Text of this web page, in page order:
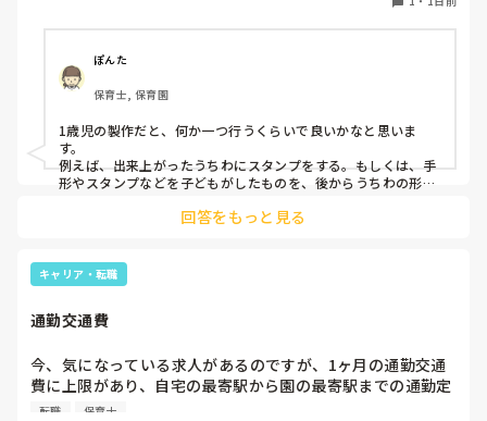
ぽんた
保育士, 保育園
1歳児の製作だと、何か一つ行うくらいで良いかなと思いま
す。
例えば、出来上がったうちわにスタンプをする。もしくは、手
形やスタンプなどを子どもがしたものを、後からうちわの形に
雨遊び、氷遊び、など間食遊びをたくさん行っています。
す！いつもと違うおもちゃ、室内に興味津々です！
回答をもっと見る
キャリア・転職
通勤交通費
今、気になっている求人があるのですが、1ヶ月の通勤交通
費に上限があり、自宅の最寄駅から園の最寄駅までの通勤定
期代が5,000円ほどオーバーします
転職 保育士